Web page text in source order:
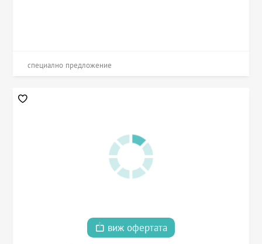
специално предложение
виж офертата